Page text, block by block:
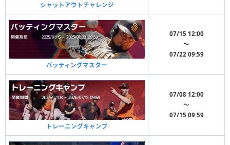
シャットアウトチャレンジ
バッティングマスター
07/15 12:00
〜
07/22 09:59
トレーニングキャンプ
07/08 12:00
〜
07/15 09:59